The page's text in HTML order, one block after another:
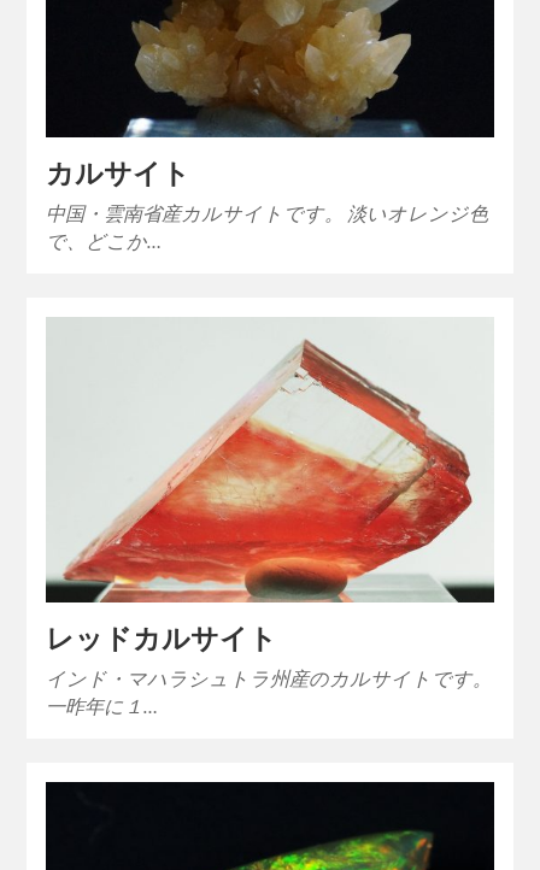
カルサイト
中国・雲南省産カルサイトです。 淡いオレンジ色
で、どこか…
レッドカルサイト
インド・マハラシュトラ州産のカルサイトです。
一昨年に１…